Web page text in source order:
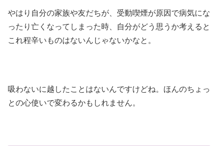
やはり自分の家族や友だちが、受動喫煙が原因で病気にな
ったり亡くなってしまった時、自分がどう思うか考えると
これ程辛いものはないんじゃないかなと。
吸わないに越したことはないんですけどね。ほんのちょっ
との心使いで変わるかもしれません。